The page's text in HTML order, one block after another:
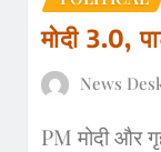
मोदी 3.0,
News
PM मोदी और